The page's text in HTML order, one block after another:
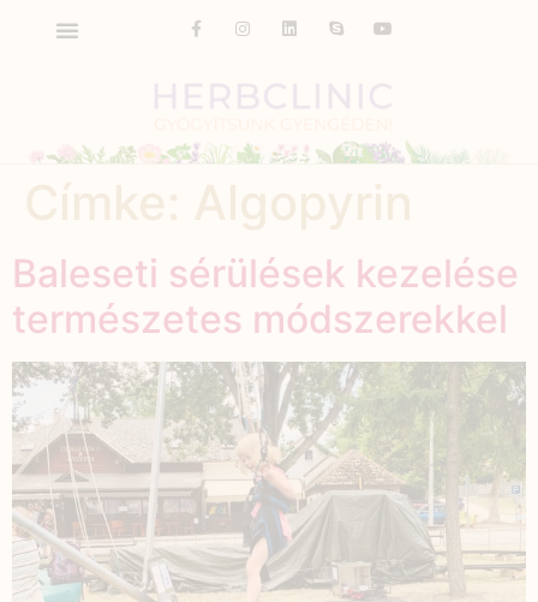
Baleseti sérülések kezelése
természetes módszerekkel